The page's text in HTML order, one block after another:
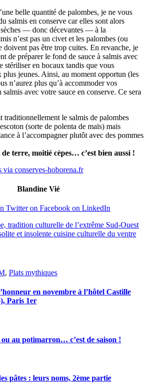
belle quantité de palombes, je ne vous
salmis en conserve car elles sont alors
— donc décevantes — à la
n’est pas un civet et les palombes (ou
doivent pas être trop cuites. En revanche, je
de préparer le fond de sauce à salmis avec
stériliser en bocaux tandis que vous
plus jeunes. Ainsi, au moment opportun (les
n’aurez plus qu’à accommoder vos
salmis avec votre sauce en conserve. Ce sera
le salmis de palombes
(sorte de polenta de maïs) mais
à l’accompagner plutôt avec des pommes
terre, moitié cèpes… c’est bien aussi !
Blandine Vié
Twitter on Facebook on LinkedIn
tradition culturelle de l’extrême Sud-Ouest
et insolente cuisine culturelle du ventre
, Plats mythiques
en novembre à l’hôtel Castille
Paris 1er
au potimarron… c’est de saison !
pâtes : leurs noms, 2ème partie